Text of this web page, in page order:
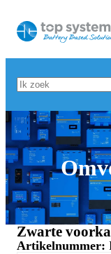
Zwarte
Artikelnummer: